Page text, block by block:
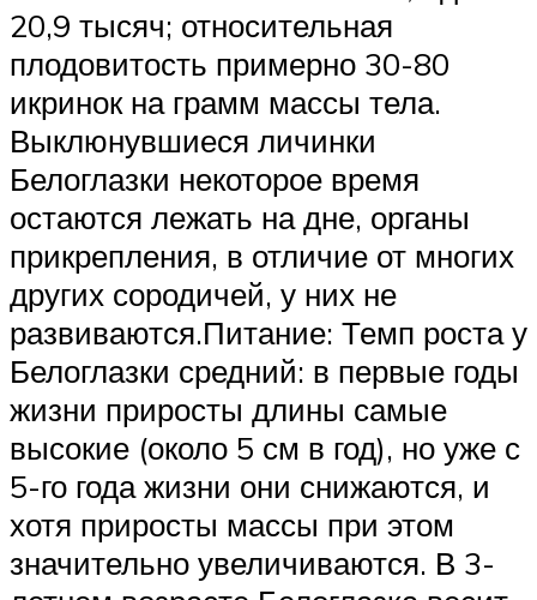
20,9 тысяч; относительная
плодовитость примерно 30-80
икринок на грамм массы тела.
Выклюнувшиеся личинки
Белоглазки некоторое время
остаются лежать на дне, органы
прикрепления, в отличие от многих
других сородичей, у них не
развиваются.Питание: Темп роста у
Белоглазки средний: в первые годы
жизни приросты длины самые
высокие (около 5 см в год), но уже с
5-го года жизни они снижаются, и
хотя приросты массы при этом
значительно увеличиваются. В 3-